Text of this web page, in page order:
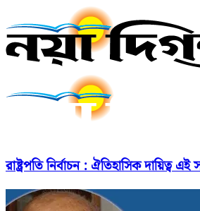
রাষ্ট্রপতি নির্বাচন : ঐতিহাসিক দায়িত্ব